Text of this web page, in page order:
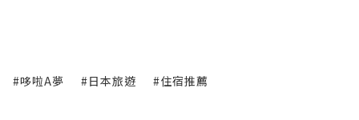
#哆啦A夢 #日本旅遊 #住宿推薦